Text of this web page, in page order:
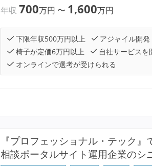
年収700万円 〜 1,600万円
下限年収500万円以上 アジャイル開発
椅子が定価6万円以上
自社サービスを
オンラインで選考が受けられる
『プロフェッショナル・テック
相談ポータルサイト運用企業のシ